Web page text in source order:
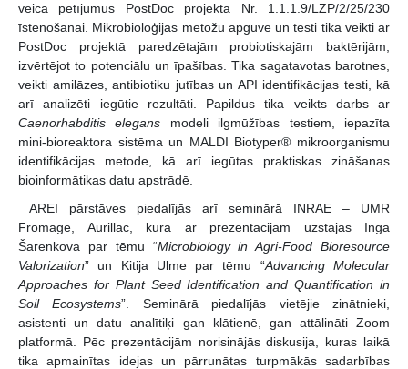
veica pētījumus PostDoc projekta Nr. 1.1.1.9/LZP/2/25/230
īstenošanai. Mikrobioloģijas metožu apguve un testi tika veikti ar
PostDoc projektā paredzētajām probiotiskajām baktērijām,
izvērtējot to potenciālu un īpašības. Tika sagatavotas barotnes,
veikti amilāzes, antibiotiku jutības un API identifikācijas testi, kā
arī analizēti iegūtie rezultāti. Papildus tika veikts darbs ar
Caenorhabditis elegans modeli ilgmūžības testiem, iepazīta
mini-bioreaktora sistēma un MALDI Biotyper® mikroorganismu
identifikācijas metode, kā arī iegūtas praktiskas zināšanas
bioinformātikas datu apstrādē.
AREI pārstāves piedalījās arī seminārā INRAE – UMR
Fromage, Aurillac, kurā ar prezentācijām uzstājās Inga
Šarenkova par tēmu “Microbiology in Agri-Food Bioresource
Valorization” un Kitija Ulme par tēmu “Advancing Molecular
Approaches for Plant Seed Identification and Quantification in
Soil Ecosystems”. Seminārā piedalījās vietējie zinātnieki,
asistenti un datu analītiķi gan klātienē, gan attālināti Zoom
platformā. Pēc prezentācijām norisinājās diskusija, kuras laikā
tika apmainītas idejas un pārrunātas turpmākās sadarbības